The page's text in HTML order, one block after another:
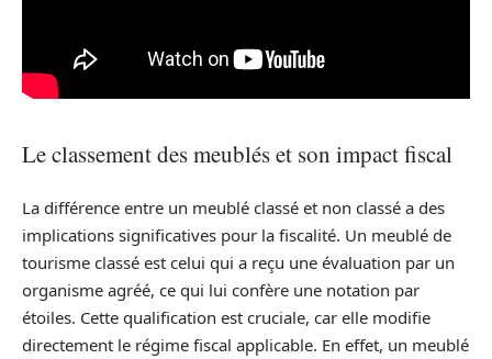
Le classement des meublés et son impact fiscal
La différence entre un meublé classé et non classé a des
implications significatives pour la fiscalité. Un meublé de
tourisme classé est celui qui a reçu une évaluation par un
organisme agréé, ce qui lui confère une notation par
étoiles. Cette qualification est cruciale, car elle modifie
directement le régime fiscal applicable. En effet, un meublé